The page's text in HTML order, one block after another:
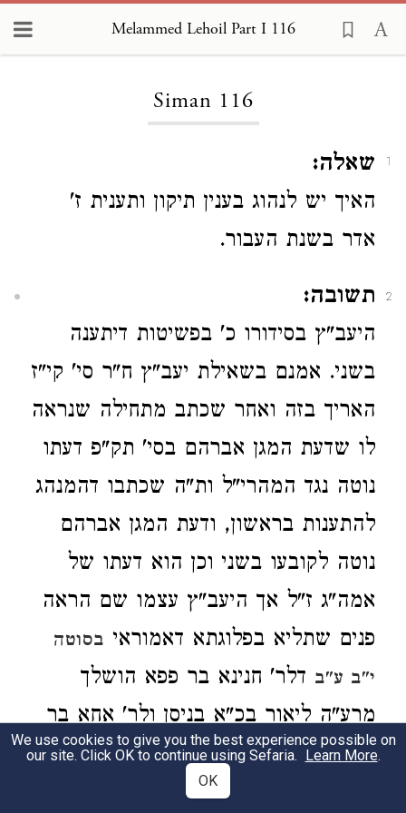
Melammed Lehoil Part I 116
Siman 116
1
שאלה:
האיך יש לנהוג בענין תיקון ותענית ז'
אדר בשנת העבור.
2
תשובה:
היעב"ץ בסידורו כ' בפשיטות דיתענה
בשני. אמנם בשאילת יעב"ץ ח"ר סי' קי"ז
האריך בזה ואחר שכתב מתחילה שנראה
לו שדעת המגן אברהם בסי' תק"פ דעתו
נוטה נגד המהרי"ל ות"ה שכתבו דהמנהג
להתענות בראשון, ודעת המגן אברהם
נוטה לקובעו בשני וכן הוא דעתו של
אמה"ג ז"ל אך היעב"ץ עצמו שם הראה
פנים שתליא בפלוגתא דאמוראי בסוטה
י"ב ע"ב דלר' חנינא בר פפא הושלך
מרע"ה ליאור בכ"א בניסן ולר' אחא בר
חנינא בו' בניסן ומסקנת הגמ' דלמ"ד ו'
בניסן השנה שנולד משה פשוטה היתה
We use cookies to give you the best experience possible on
our site. Click OK to continue using Sefaria. Learn More.
OK